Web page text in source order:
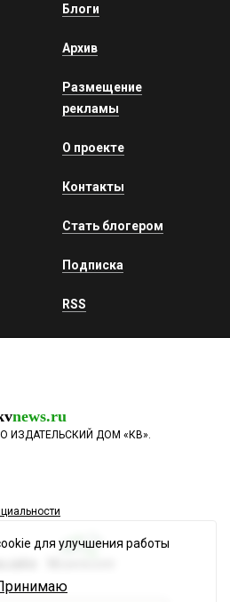
Блоги
Архив
Размещение
рекламы
О проекте
Контакты
Стать блогером
Подписка
RSS
news.ru
ИЗДАТЕЛЬСКИЙ ДОМ «КВ».
сайта
для улучшения работы